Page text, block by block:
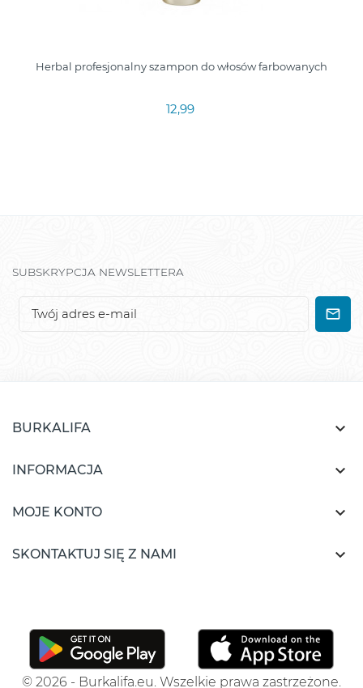
Herbal profesjonalny szampon do włosów farbowanych
12,99
SUBSKRYPCJA NEWSLETTERA
BURKALIFA 
INFORMACJA 
MOJE KONTO 
SKONTAKTUJ SIĘ Z NAMI 
© 2026 - Burkalifa.eu. Wszelkie prawa zastrzeżone.